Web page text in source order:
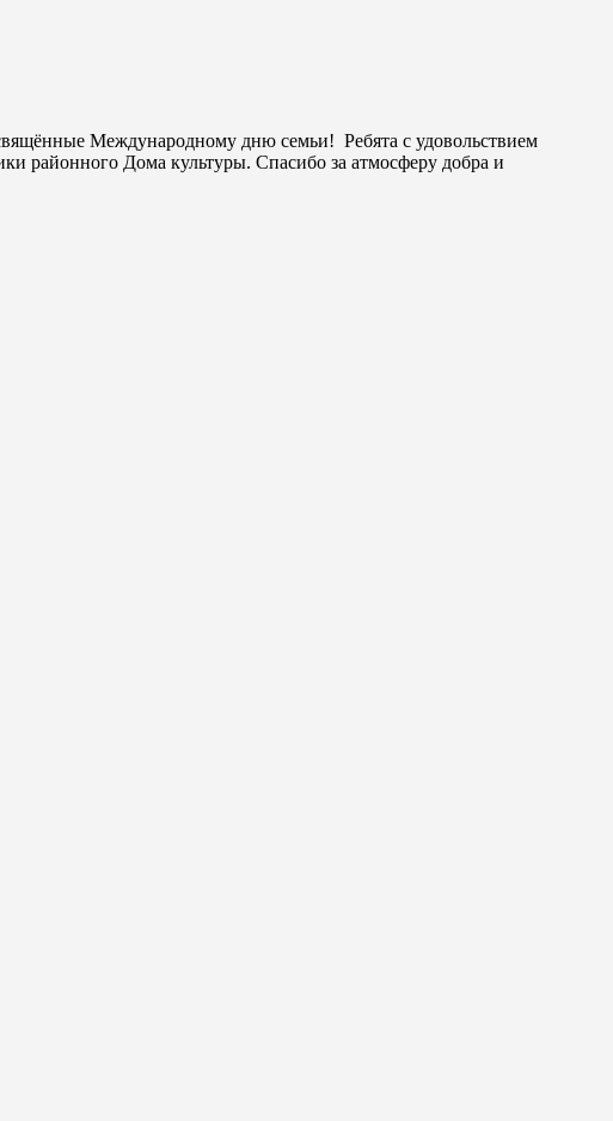
Международному дню семьи! ⁣ Ребята с удовольствием
районного Дома культуры. Спасибо за атмосферу добра и